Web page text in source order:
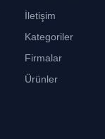
İletişim
Kategoriler
Firmalar
Ürünler